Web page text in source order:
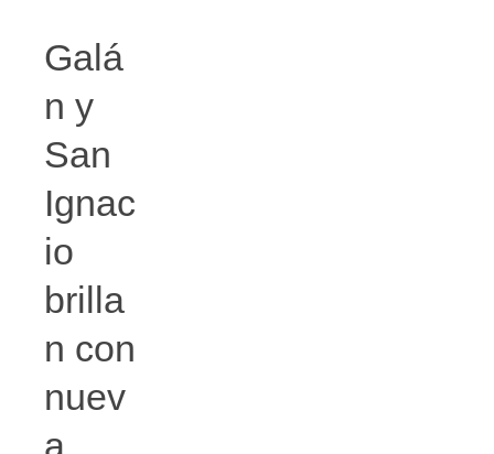
Galá
n y
San
Ignac
io
brilla
n con
nuev
a